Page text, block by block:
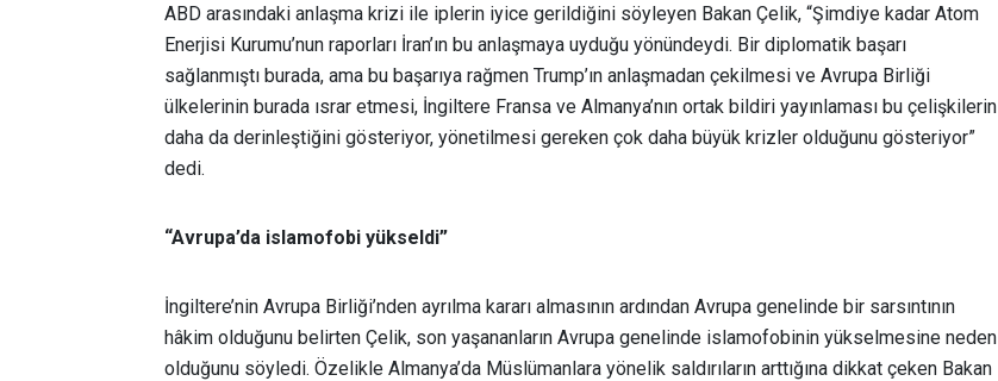
ABD arasındaki anlaşma krizi ile iplerin iyice gerildiğini söyleyen Bakan Çelik, “Şimdiye kadar Atom
Enerjisi Kurumu’nun raporları İran’ın bu anlaşmaya uyduğu yönündeydi. Bir diplomatik başarı
sağlanmıştı burada, ama bu başarıya rağmen Trump’ın anlaşmadan çekilmesi ve Avrupa Birliği
ülkelerinin burada ısrar etmesi, İngiltere Fransa ve Almanya’nın ortak bildiri yayınlaması bu çelişkilerin
daha da derinleştiğini gösteriyor, yönetilmesi gereken çok daha büyük krizler olduğunu gösteriyor”
dedi.
“Avrupa’da islamofobi yükseldi”
İngiltere’nin Avrupa Birliği’nden ayrılma kararı almasının ardından Avrupa genelinde bir sarsıntının
hâkim olduğunu belirten Çelik, son yaşananların Avrupa genelinde islamofobinin yükselmesine neden
olduğunu söyledi. Özelikle Almanya’da Müslümanlara yönelik saldırıların arttığına dikkat çeken Bakan